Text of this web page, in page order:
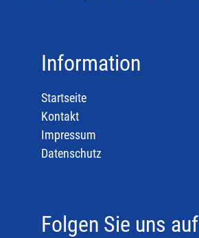
Information
Startseite
Kontakt
Impressum
Datenschutz
Folgen Sie uns auf